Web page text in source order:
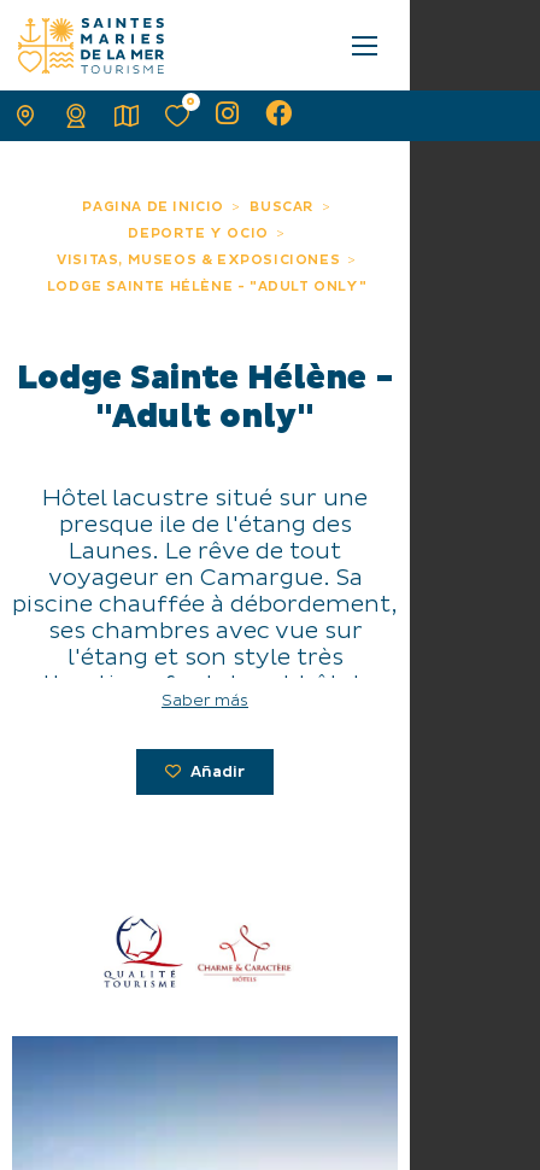
PAGINA DE INICIO
BUSCAR
DEPORTE Y OCIO
VISITAS, MUSEOS & EXPOSICIONES
LODGE SAINTE HÉLÈNE - "ADULT ONLY"
Lodge Sainte Hélène -
"Adult only"
Hôtel lacustre situé sur une
presque ile de l'étang des
Launes. Le rêve de tout
voyageur en Camargue. Sa
piscine chauffée à débordement,
ses chambres avec vue sur
l'étang et son style très
authentique font de cet hôtel un
lieu magique pour un
nature préservée.
Saber más
Añadir
0